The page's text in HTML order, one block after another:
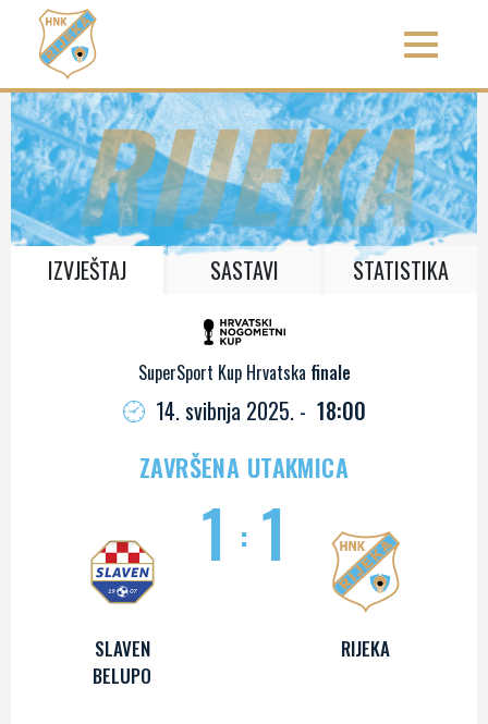
RIJEKA
IZVJEŠTAJ SASTAVI STATISTIKA
SuperSport Kup Hrvatska finale
14. svibnja 2025. - 18:00
ZAVRŠENA UTAKMICA
SLAVEN
BELUPO
1 : 1
RIJEKA